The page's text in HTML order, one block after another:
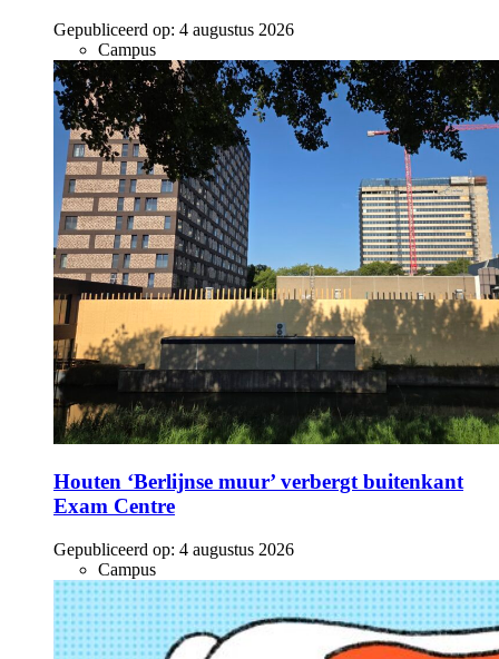
Gepubliceerd op: 4 augustus 2026
Campus
Houten ‘Berlijnse muur’ verbergt buitenkant
Exam Centre
Gepubliceerd op: 4 augustus 2026
Campus